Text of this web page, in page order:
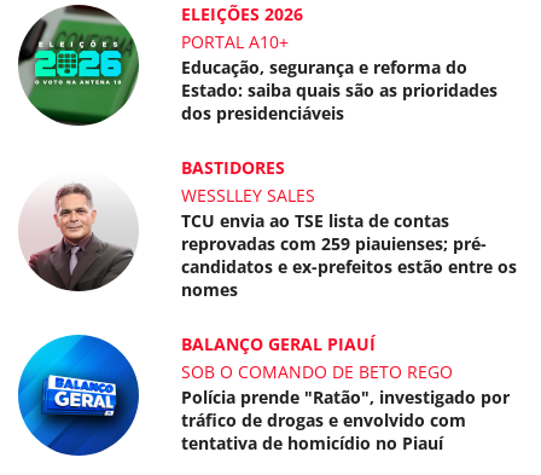
ELEIÇÕES 2026
PORTAL A10+
Educação, segurança e reforma do
Estado: saiba quais são as prioridades
dos presidenciáveis
BASTIDORES
WESSLLEY SALES
TCU envia ao TSE lista de contas
reprovadas com 259 piauienses; pré-
candidatos e ex-prefeitos estão entre os
nomes
BALANÇO GERAL PIAUÍ
SOB O COMANDO DE BETO REGO
Polícia prende "Ratão", investigado por
tráfico de drogas e envolvido com
tentativa de homicídio no Piauí